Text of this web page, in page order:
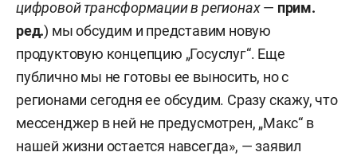
цифровой трансформации в регионах— прим.
ред.) мы обсудим и представим новую
продуктовую концепцию „Госуслуг“. Еще
публично мы не готовы ее выносить, но с
регионами сегодня ее обсудим. Сразу скажу, что
мессенджер в ней не предусмотрен, „Макс“ в
нашей жизни остается навсегда», —заявил